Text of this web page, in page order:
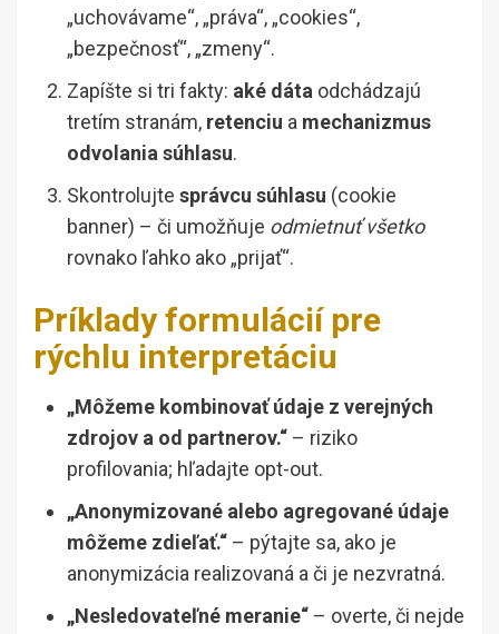
„uchovávame“, „práva“, „cookies“,
„bezpečnosť“, „zmeny“.
Zapíšte si tri fakty: aké dáta odchádzajú
tretím stranám, retenciu a mechanizmus
odvolania súhlasu.
Skontrolujte správcu súhlasu (cookie
banner) – či umožňuje odmietnuť všetko
rovnako ľahko ako „prijať“.
Príklady formulácií pre
rýchlu interpretáciu
„Môžeme kombinovať údaje z verejných
zdrojov a od partnerov.“ – riziko
profilovania; hľadajte opt-out.
„Anonymizované alebo agregované údaje
môžeme zdieľať.“ – pýtajte sa, ako je
anonymizácia realizovaná a či je nezvratná.
„Nesledovateľné meranie“ – overte, či nejde